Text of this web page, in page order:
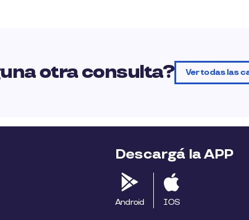
otra consulta? Ver todas las
Descargá la APP
Android IOS